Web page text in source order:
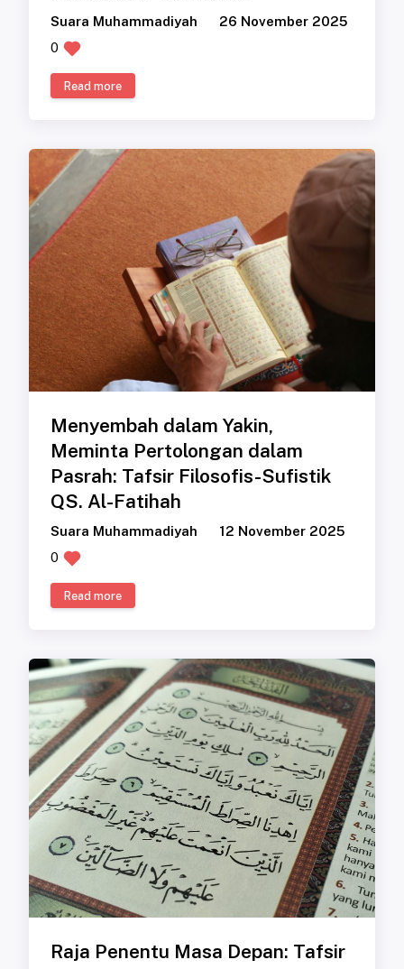
Suara Muhammadiyah
26 November 2025
0
Read more
Menyembah dalam Yakin,
Meminta Pertolongan dalam
Pasrah: Tafsir Filosofis-Sufistik
QS. Al-Fatihah
Suara Muhammadiyah
12 November 2025
0
Read more
Raja Penentu Masa Depan: Tafsir